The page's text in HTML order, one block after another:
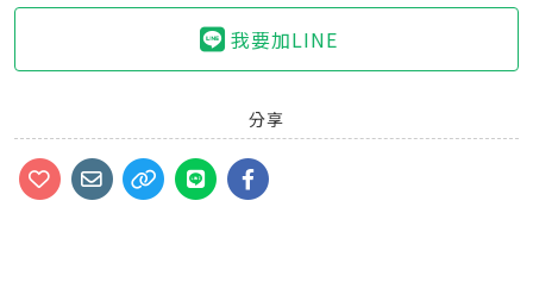
我要加LINE
分享